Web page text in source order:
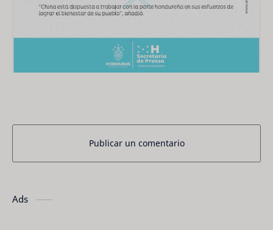
Publicar un comentario
Ads